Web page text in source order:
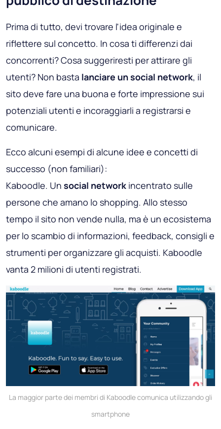
Prima di tutto, devi trovare l'idea originale e
riflettere sul concetto. In cosa ti differenzi dai
concorrenti? Cosa suggeriresti per attirare gli
utenti? Non basta lanciare un social network, il
sito deve fare una buona e forte impressione sui
potenziali utenti e incoraggiarli a registrarsi e
comunicare.
Ecco alcuni esempi di alcune idee e concetti di
successo (non familiari):
Kaboodle. Un social network incentrato sulle
persone che amano lo shopping. Allo stesso
tempo il sito non vende nulla, ma è un ecosistema
per lo scambio di informazioni, feedback, consigli e
strumenti per organizzare gli acquisti. Kaboodle
vanta 2 milioni di utenti registrati.
La maggior parte dei membri di Kaboodle comunica utilizzando gli
smartphone